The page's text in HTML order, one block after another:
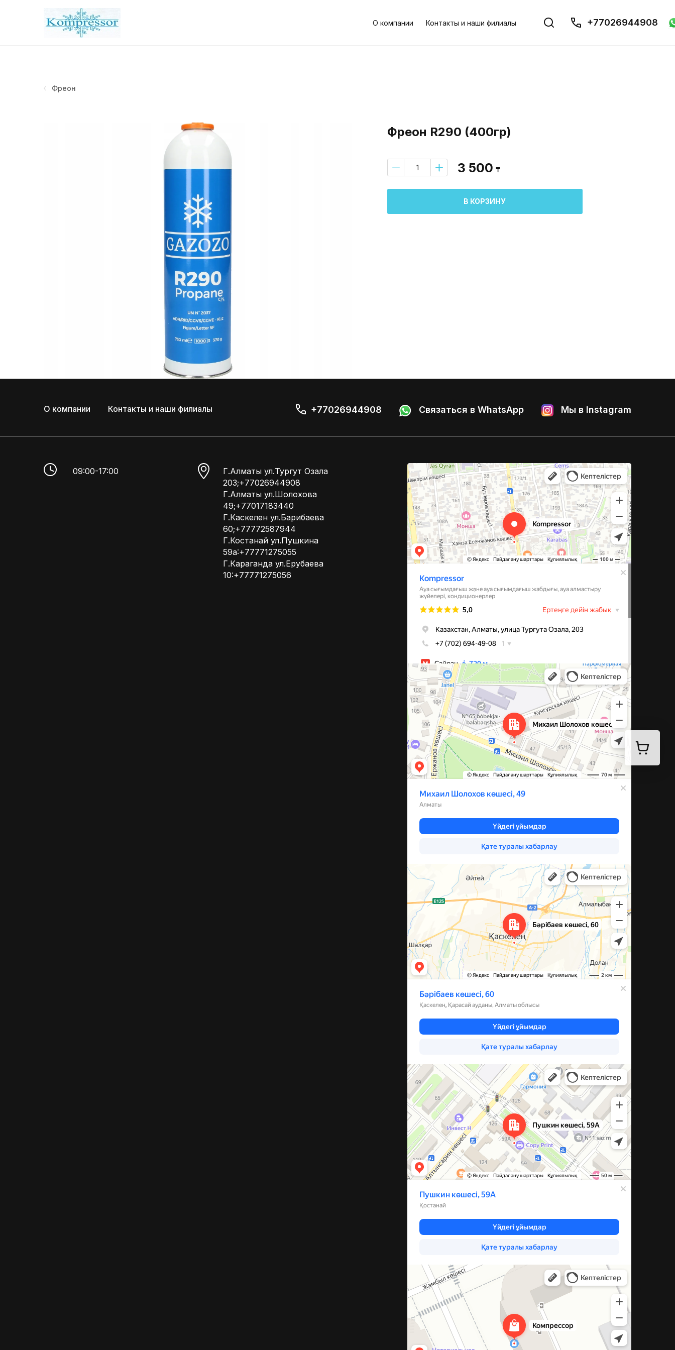
О компании Контакты и наши филиалы +77026944908
Фреон
Фреон R290 (400гр)
3 500 ₸
В КОРЗИНУ
О компании Контакты и наши филиалы +77026944908 Связаться в WhatsApp Мы в Instagram
09:00-17:00
Г.Алматы ул.Тургут Озала
203;+77026944908
Г.Алматы ул.Шолохова
49;+77017183440
Г.Каскелен ул.Барибаева
60;+77772587944
Г.Костанай ул.Пушкина
59а:+77771275055
Г.Караганда ул.Ерубаева
10:+77771275056
Kompressor
Компрессоры и компрессорное оборудование в Алматы
Системы вентиляции в Алматы
Алматы
Улица Михаила Шолохова, 49 — Яндекс Карты
Каскелен
Улица Барибаева, 60 — Яндекс Карты
Костанай
Улица Пушкина, 59А — Яндекс Карты
Компрессор
Запчасти и аксессуары для бытовой техники в Караганде